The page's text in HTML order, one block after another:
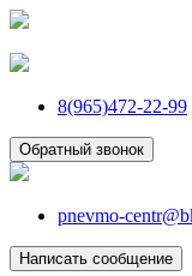
8(965)472-22-99
Обратный звонок
pnevmo-
Написать сообщение